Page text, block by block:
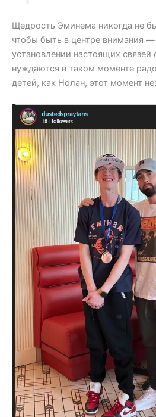
Щедрость Эминема никогда не
чтобы быть в центре внимания —
установлении настоящих
нуждаются в таком моменте
детей, как Нолан, этот момент